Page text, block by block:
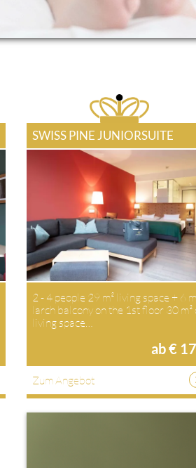
SWISS PINE JUNIORSUITE
2 - 4 people 29 m² living space + 6
larch balcony on the 1st floor 30 m²
living space…
ab €
Zum Angebot